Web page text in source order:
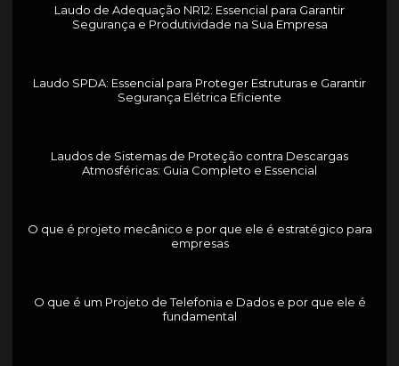
Laudo de Adequação NR12: Essencial para Garantir
Segurança e Produtividade na Sua Empresa
Laudo SPDA: Essencial para Proteger Estruturas e Garantir
Segurança Elétrica Eficiente
Laudos de Sistemas de Proteção contra Descargas
Atmosféricas: Guia Completo e Essencial
O que é projeto mecânico e por que ele é estratégico para
empresas
O que é um Projeto de Telefonia e Dados e por que ele é
fundamental